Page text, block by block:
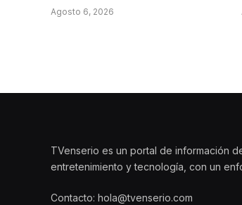
Agosto 6, 2026
TVenserio es un portal de información
entretenimiento y tecnología, con un
Contacto: hola@tvenserio.com